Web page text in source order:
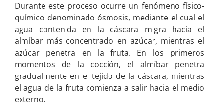
Durante este proceso ocurre un fenómeno físico-
químico denominado ósmosis, mediante el cual el
agua contenida en la cáscara migra hacia el
almíbar más concentrado en azúcar, mientras el
azúcar penetra en la fruta. En los primeros
momentos de la cocción, el almíbar penetra
gradualmente en el tejido de la cáscara, mientras
el agua de la fruta comienza a salir hacia el medio
externo.